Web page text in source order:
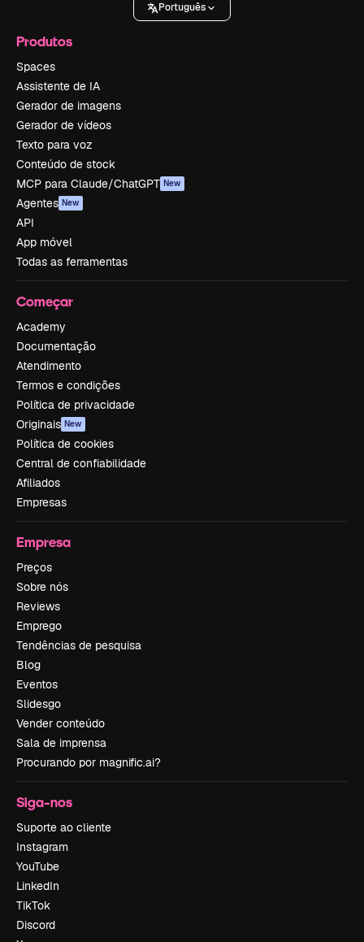
Português
Produtos
Spaces
Assistente de IA
Gerador de imagens
Gerador de vídeos
Texto para voz
Conteúdo de stock
MCP para Claude/ChatGPT New
Agentes New
API
App móvel
Todas as ferramentas
Começar
Academy
Documentação
Atendimento
Termos e condições
Política de privacidade
Originais New
Política de cookies
Central de confiabilidade
Afiliados
Empresas
Empresa
Preços
Sobre nós
Reviews
Emprego
Tendências de pesquisa
Blog
Eventos
Slidesgo
Vender conteúdo
Sala de imprensa
Procurando por magnific.ai?
Siga-nos
Suporte ao cliente
Instagram
YouTube
LinkedIn
TikTok
Discord